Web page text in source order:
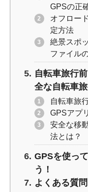
GPSの正
オフロー
定方法
絶景スポ
ファイル
自転車旅行
全な自転車
自転車旅
GPSアプ
安全な移
法とは？
GPSを使っ
う！
よくある質問